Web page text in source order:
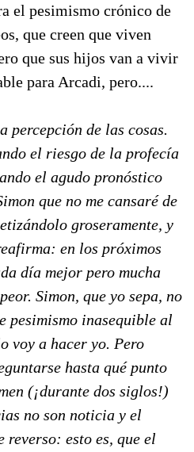
el pesimismo crónico de
que creen que viven
que sus hijos van a vivir
para Arcadi, pero....
percepción de las cosas.
el riesgo de la profecía
el agudo pronóstico
que no me cansaré de
groseramente, y
en los próximos
día mejor pero mucha
Simon, que yo sepa, no
pesimismo inasequible al
voy a hacer yo. Pero
hasta qué punto
(¡durante dos siglos!)
no son noticia y el
esto es, que el